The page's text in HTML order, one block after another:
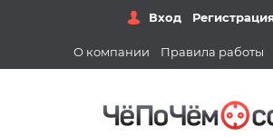
Вход
О компании Правила работы